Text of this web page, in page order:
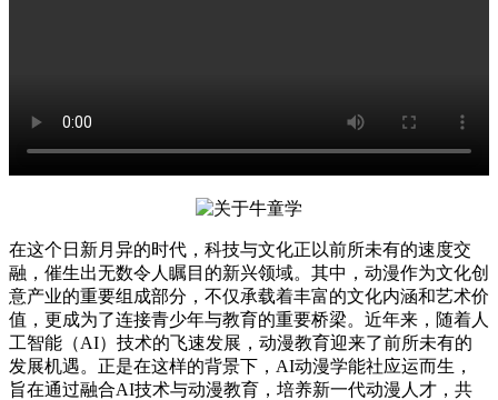
在这个日新月异的时代，科技与文化正以前所未有的速度交
融，催生出无数令人瞩目的新兴领域。其中，动漫作为文化创
意产业的重要组成部分，不仅承载着丰富的文化内涵和艺术价
值，更成为了连接青少年与教育的重要桥梁。近年来，随着人
工智能（AI）技术的飞速发展，动漫教育迎来了前所未有的
发展机遇。正是在这样的背景下，AI动漫学能社应运而生，
旨在通过融合AI技术与动漫教育，培养新一代动漫人才，共